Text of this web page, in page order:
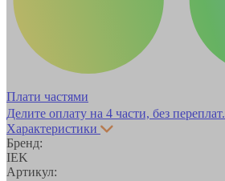
Плати частями
Делите оплату на 4 части, без переплат.
Характеристики
Бренд:
IEK
Артикул: